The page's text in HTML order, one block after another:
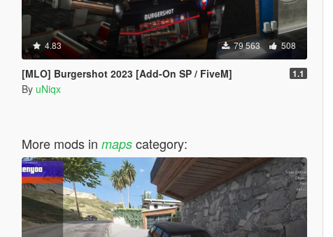
4.83 79 563 508
[MLO] Burgershot 2023 [Add-On SP / FiveM] 1.1
By uNiqx
More mods in mapscategory: